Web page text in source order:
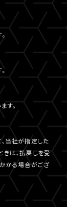
す。
当社が指定した
は、払戻しを受
かる場合がござ